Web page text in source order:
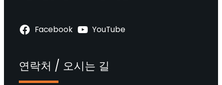
Facebook YouTube
연락처 / 오시는 길